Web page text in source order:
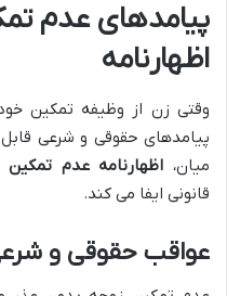
پیامدهای عدم
اظهارنامه
وقتی زن از وظیفه تمکین
پیامدهای حقوقی و شرعی
میان، اظهارنامه عدم تمکین
قانونی ایفا می کند.
عواقب حقوقی و